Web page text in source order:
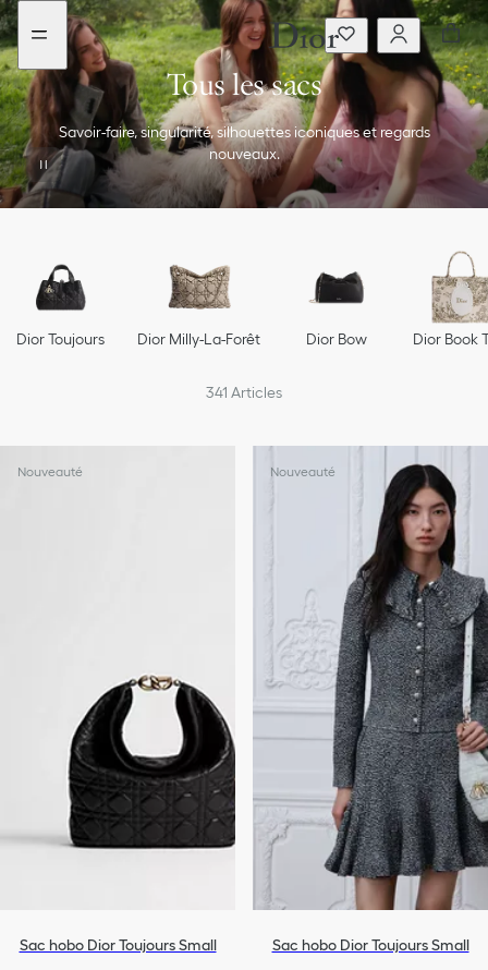
Aller
au
menu
Aller
au
contenu
Tous les sacs
Savoir-faire, singularité, silhouettes iconiques et regards
nouveaux.
Dior Toujours Dior Milly-La-Forêt Dior Bow Dior Book
341 Articles
Nouveauté
Sac hobo Dior Toujours Small
Nouveauté
Sac hobo Dior Toujours Small